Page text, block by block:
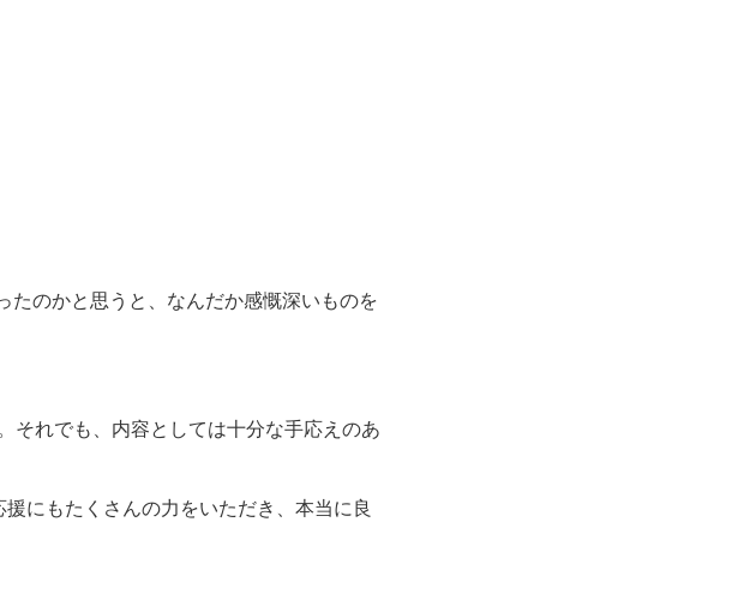
たのかと思うと、なんだか感慨深いものを
それでも、内容としては十分な手応えのあ
にもたくさんの力をいただき、本当に良